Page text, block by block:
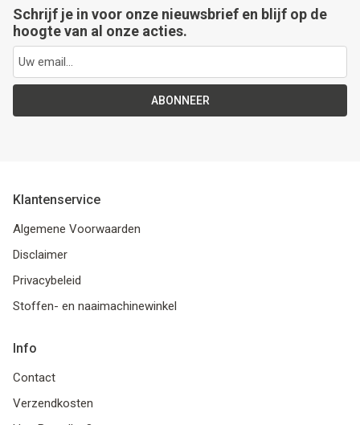
Schrijf je in voor onze nieuwsbrief en blijf op de
hoogte van al onze acties.
ABONNEER
Klantenservice
Algemene Voorwaarden
Disclaimer
Privacybeleid
Stoffen- en naaimachinewinkel
Info
Contact
Verzendkosten